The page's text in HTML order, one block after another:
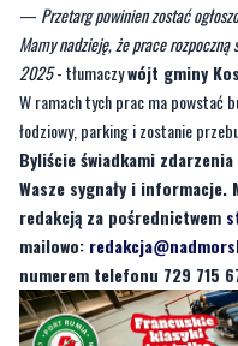
W ramach tych prac ma powstać
łodziowy, parking i zostanie
Byliście świadkami zdarzenia
Wasze sygnały i informacje.
redakcją za pośrednictwem
mailowo:
numerem telefonu 729 715